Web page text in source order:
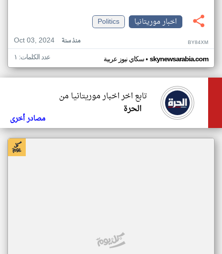
اخبار موريتانيا
Politics
Oct 03, 2024
منذ سنة BY84XM
سكاي نيوز عربية• skynewsarabia.com عدد الكلمات: ١
تابع اخر اخبار موريتانيا من
الحرة
مصادر أخرى